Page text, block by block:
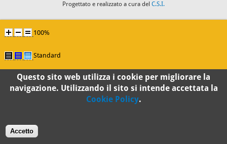
Progettato e realizzato a cura del C.S.I.
100%
Standard
Questo sito web utilizza i cookie per migliorare la
navigazione. Utilizzando il sito si intende accettata la
Cookie Policy.
Accetto